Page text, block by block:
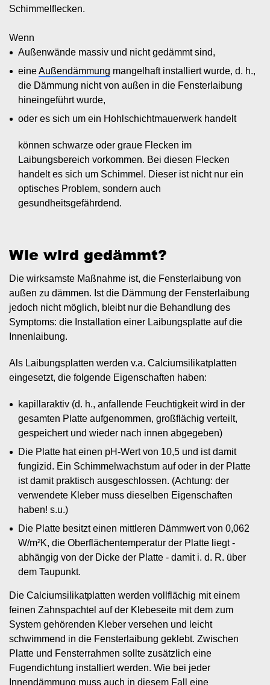
Schimmelflecken.
Wenn
Außenwände massiv und nicht gedämmt sind,
eineAußendämmung mangelhaft installiert wurde, d. h.,
die Dämmung nicht von außen in die Fensterlaibung
hineingeführt wurde,
oder es sich um ein Hohlschichtmauerwerk handelt
können schwarze oder graue Flecken im
Laibungsbereich vorkommen. Bei diesen Flecken
handelt es sich um Schimmel. Dieser ist nicht nur ein
optisches Problem, sondern auch
gesundheitsgefährdend.
Wie wird gedämmt?
Die wirksamste Maßnahme ist, die Fensterlaibung von
außen zu dämmen. Ist die Dämmung der Fensterlaibung
jedoch nicht möglich, bleibt nur die Behandlung des
Symptoms: die Installation einer Laibungsplatte auf die
Innenlaibung.
Als Laibungsplatten werden v.a. Calciumsilikatplatten
eingesetzt, die folgende Eigenschaften haben:
kapillaraktiv (d. h., anfallende Feuchtigkeit wird in der
gesamten Platte aufgenommen, großflächig verteilt,
gespeichert und wieder nach innen abgegeben)
Die Platte hat einen pH-Wert von 10,5 und ist damit
fungizid. Ein Schimmelwachstum auf oder in der Platte
ist damit praktisch ausgeschlossen. (Achtung: der
verwendete Kleber muss dieselben Eigenschaften
haben! s.u.)
Die Platte besitzt einen mittleren Dämmwert von 0,062
W/m²K, die Oberflächentemperatur der Platte liegt -
abhängig von der Dicke der Platte - damit i. d. R. über
dem Taupunkt.
Die Calciumsilikatplatten werden vollflächig mit einem
feinen Zahnspachtel auf der Klebeseite mit dem zum
System gehörenden Kleber versehen und leicht
schwimmend in die Fensterlaibung geklebt. Zwischen
Platte und Fensterrahmen sollte zusätzlich eine
Fugendichtung installiert werden. Wie bei jeder
Innendämmung muss auch in diesem Fall eine